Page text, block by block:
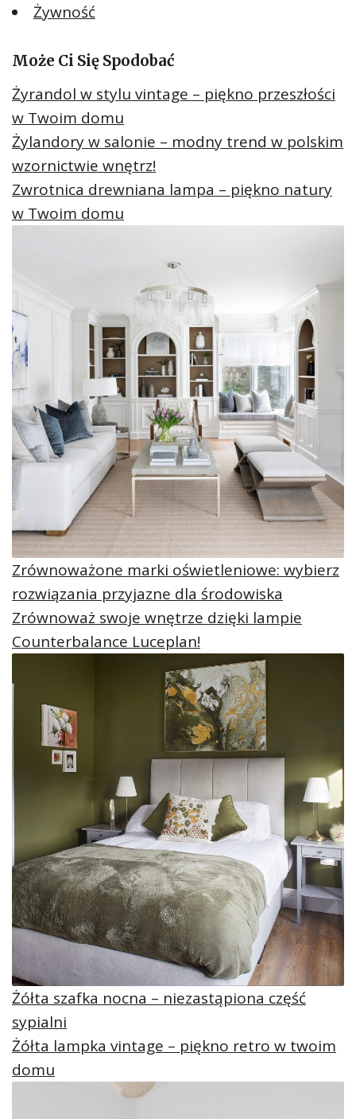
Żywność
Może Ci Się Spodobać
Żyrandol w stylu vintage – piękno przeszłości
w Twoim domu
Żylandory w salonie – modny trend w polskim
wzornictwie wnętrz!
Zwrotnica drewniana lampa – piękno natury
w Twoim domu
Zrównoważone marki oświetleniowe: wybierz
rozwiązania przyjazne dla środowiska
Zrównoważ swoje wnętrze dzięki lampie
Counterbalance Luceplan!
Żółta szafka nocna – niezastąpiona część
sypialni
Żółta lampka vintage – piękno retro w twoim
domu